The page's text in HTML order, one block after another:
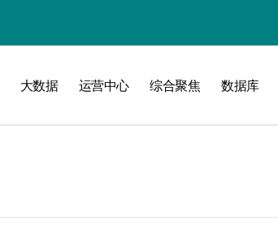
大数据 运营中心 综合聚焦 数据库